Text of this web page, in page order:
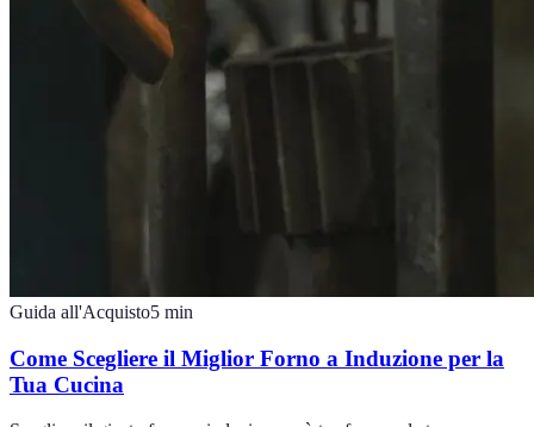
Guida all'Acquisto5 min
Come Scegliere il Miglior Forno a Induzione per la
Tua Cucina